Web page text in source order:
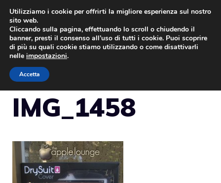
Vai
contenuto
IMG_1458
Utilizziamo i cookie per offrirti la migliore esperienza sul nostro
sito web.
Cliccando sulla pagina, effettuando lo scroll o chiudendo il
banner, presti il consenso all’uso di tutti i cookie. Puoi scoprire
di più su quali cookie stiamo utilizzando o come disattivarli
nelle impostazioni.
Accetta